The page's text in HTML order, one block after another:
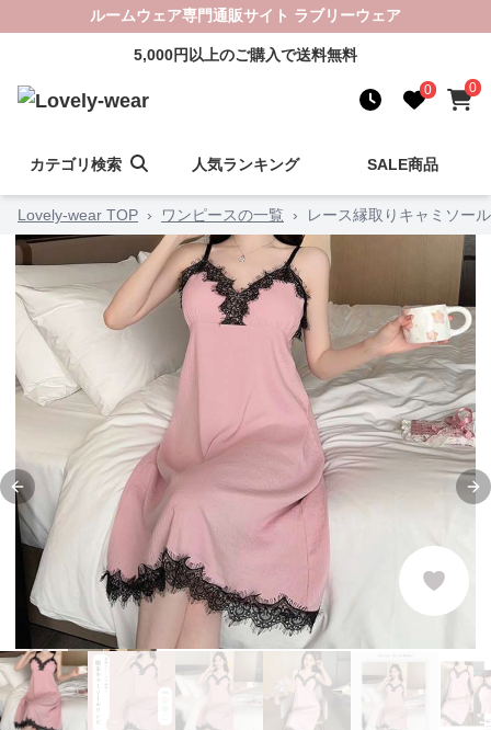
ルームウェア専門通販サイト ラブリーウェア
5,000円以上のご購入で送料無料
0 0
カテゴリ検索 人気ランキング SALE商品
Lovely-wear TOP › ワンピースの一覧 › レース縁取りキャミソー
Previous slide